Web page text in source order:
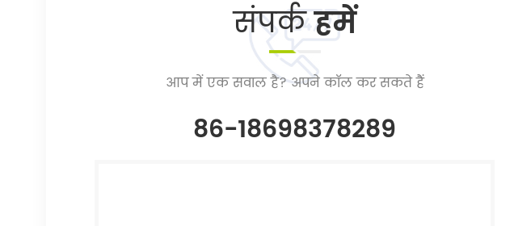
संपर्कहमें
आप में एक सवाल है? अपने कॉल कर सकते हैं
86-18698378289